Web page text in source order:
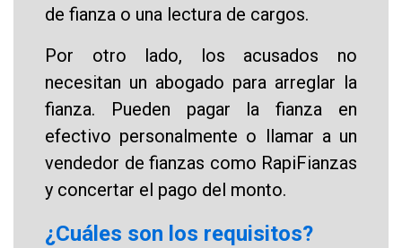
de fianza o una lectura de cargos.
Por otro lado, los acusados no
necesitan un abogado para arreglar la
fianza. Pueden pagar la fianza en
efectivo personalmente o llamar a un
vendedor de fianzas como RapiFianzas
y concertar el pago del monto.
¿Cuáles son los requisitos?